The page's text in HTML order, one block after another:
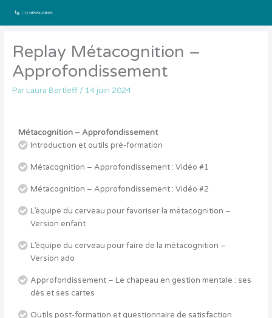
Replay Métacognition –
Approfondissement
Par Laura Bertleff / 14 juin 2024
Métacognition – Approfondissement
Introduction et outils pré-formation
Métacognition – Approfondissement : Vidéo #1
Métacognition – Approfondissement : Vidéo #2
L’équipe du cerveau pour favoriser la métacognition –
Version enfant
L’équipe du cerveau pour faire de la métacognition –
Version ado
Approfondissement – Le chapeau en gestion mentale : ses
dés et ses cartes
Outils post-formation et questionnaire de satisfaction